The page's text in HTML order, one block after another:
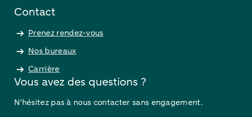
Contact
Prenez rendez-vous
Nos bureaux
Carrière
Vous avez des questions ?
N'hésitez pas à nous contacter sans engagement.